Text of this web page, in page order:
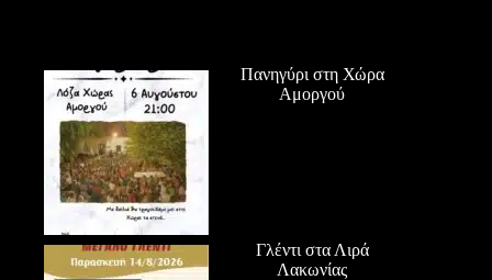
Πανηγύρι στη Χώρα
Αμοργού
Γλέντι στα Λιρά
Λακωνίας